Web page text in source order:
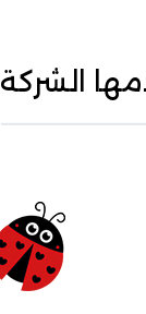
الشركة